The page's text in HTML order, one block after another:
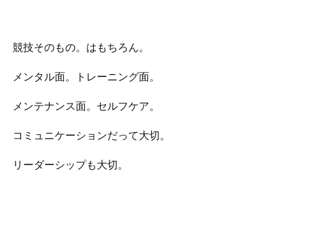
競技そのもの。はもちろん。
メンタル面。トレーニング面。
メンテナンス面。セルフケア。
コミュニケーションだって大切。
リーダーシップも大切。